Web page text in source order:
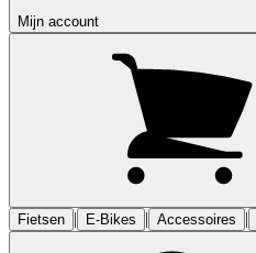
Mijn account
Fietsen | E-Bikes | Accessoires |